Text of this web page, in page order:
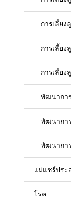
การเลี้ยง
การเลี้ยง
การเลี้ยง
พัฒนากา
พัฒนากา
พัฒนากา
แม่แชร์ประ
โรค